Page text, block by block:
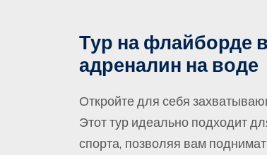
Тур на флайборде
адреналин на воде
Откройте для себя
Этот тур идеально подходит
спорта, позволяя вам